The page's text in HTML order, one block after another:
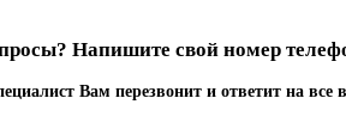
Напишите свой номер
Вам перезвонит и ответит на все